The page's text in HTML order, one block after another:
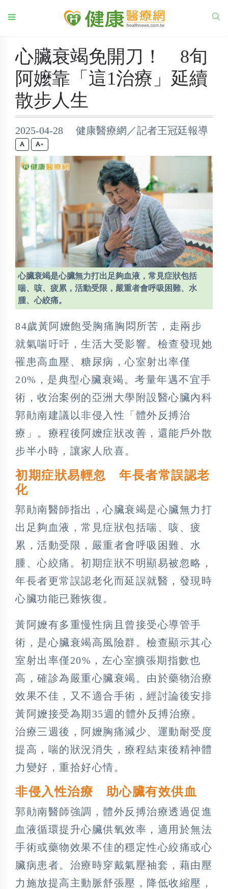
心臟衰竭免開刀！ 8旬
阿嬤靠「這1治療」延續
散步人生
2025-04-28 健康醫療網／記者王冠廷報導
+
心臟衰竭是心臟無力打出足夠血液，常見症狀包括
喘、咳、疲累，活動受限，嚴重者會呼吸困難、水
腫、心絞痛。
84歲黃阿嬤飽受胸痛胸悶所苦，走兩步
就氣喘吁吁，生活大受影響。檢查發現她
罹患高血壓、糖尿病，心室射出率僅
20%，是典型心臟衰竭。考量年邁不宜手
術，收治案例的亞洲大學附設醫心臟內科
郭勛南建議以非侵入性「體外反搏治
療」。療程後阿嬤症狀改善，還能戶外散
步半小時，讓家人欣喜。
初期症狀易輕忽 年長者常誤認老
化
郭勛南醫師指出，心臟衰竭是心臟無力打
出足夠血液，常見症狀包括喘、咳、疲
累，活動受限，嚴重者會呼吸困難、水
腫、心絞痛。初期症狀不明顯易被忽略，
年長者更常誤認老化而延誤就醫，發現時
心臟功能已難恢復。
黃阿嬤有多重慢性病且曾接受心導管手
術，是心臟衰竭高風險群。檢查顯示其心
室射出率僅20%，左心室擴張期指數也
高，確診為嚴重心臟衰竭。由於藥物治療
效果不佳，又不適合手術，經討論後安排
黃阿嬤接受為期35週的體外反搏治療。
治療三週後，阿嬤胸痛減少、運動耐受度
提高，喘的狀況消失，療程結束後精神體
力變好，重拾好心情。
非侵入性治療 助心臟有效供血
郭勛南醫師強調，體外反搏治療透過促進
血液循環提升心臟供氧效率，適用於無法
手術或藥物效果不佳的穩定性心絞痛或心
臟病患者。治療時穿戴氣壓袖套，藉由壓
力施放提高主動脈舒張壓，降低收縮壓，